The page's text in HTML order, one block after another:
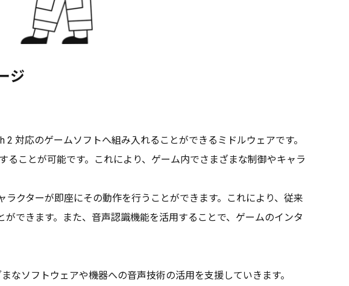
ジ
対応のゲームソフトへ組み入れることができるミドルウェアです。
ことが可能です。これにより、ゲーム内でさまざまな制御やキャラ
クターが即座にその動作を行うことができます。これにより、従来
できます。また、音声認識機能を活用することで、ゲームのインタ
ソフトウェアや機器への音声技術の活用を支援していきます。